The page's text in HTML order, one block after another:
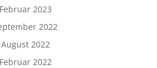
Februar 2023
2022
August 2022
Februar 2022